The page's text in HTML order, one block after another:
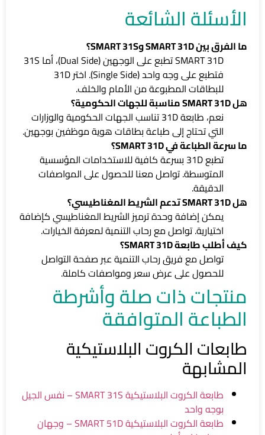
الأسئلة الشائعة
ما الفرق بين SMART 31D وSMART 31S؟
SMART 31D تطبع على الوجهين (Dual Side)، أما 31S
فتطبع على وجه واحد (Single Side). اختر 31D
للبطاقات المطبوعة من الأمام والخلف.
هل SMART 31D مناسبة للجهات الحكومية؟
نعم، طابعة 31D تناسب الجهات الحكومية والوزارات
التي تحتاج إلى طباعة بطاقات هوية موظفين بوجهين.
ما سرعة الطباعة في SMART 31D؟
تطبع 31D بسرعة كافية للاستخدامات المؤسسية
المتوسطة. تواصل معنا للحصول على المواصفات
الدقيقة.
هل SMART 31D تدعم الشريط المغناطيسي؟
يمكن إضافة وحدة ترميز الشريط المغناطيسي كإضافة
اختيارية. تواصل مع رحاب التنمية لمعرفة الخيارات.
كيف أطلب طابعة SMART 31D؟
تواصل مع فريق رحاب التنمية عبر صفحة التواصل
للحصول على عرض سعر ومواصفات كاملة.
منتجات ذات صلة وأشرطة
الطباعة المتوافقة
طابعات الكروت البلاستيكية
المشابهة
طابعة الكروت البلاستيكية SMART 31S – نفس الجيل
بوجه واحد
طابعة الكروت البلاستيكية SMART 51D – وجهان